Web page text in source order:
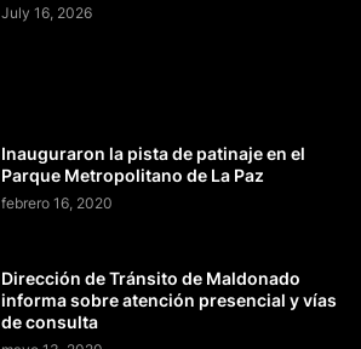
July 16, 2026
Inauguraron la pista de patinaje en el
Parque Metropolitano de La Paz
febrero 16, 2020
Dirección de Tránsito de Maldonado
informa sobre atención presencial y vías
de consulta